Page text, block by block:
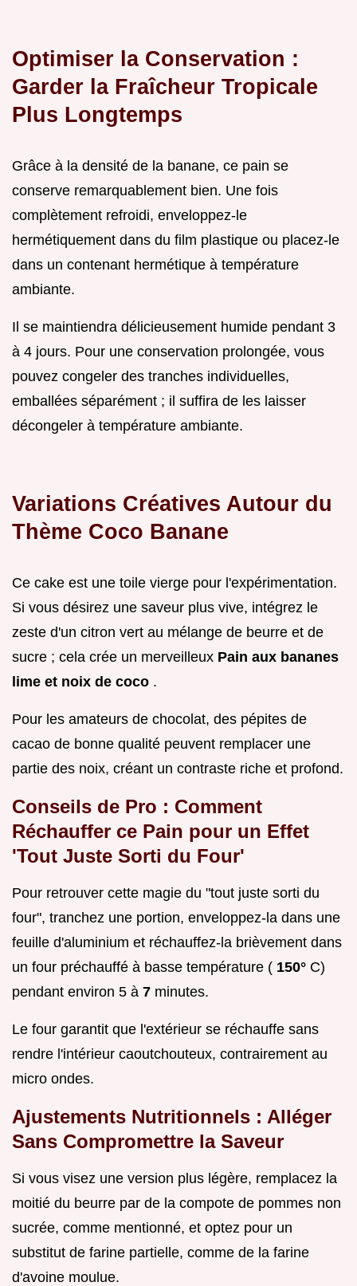
Optimiser la Conservation :
Garder la Fraîcheur Tropicale
Plus Longtemps
Grâce à la densité de la banane, ce pain se
conserve remarquablement bien. Une fois
complètement refroidi, enveloppez-le
hermétiquement dans du film plastique ou placez-le
dans un contenant hermétique à température
ambiante.
Il se maintiendra délicieusement humide pendant 3
à 4 jours. Pour une conservation prolongée, vous
pouvez congeler des tranches individuelles,
emballées séparément ; il suffira de les laisser
décongeler à température ambiante.
Variations Créatives Autour du
Thème Coco Banane
Ce cake est une toile vierge pour l'expérimentation.
Si vous désirez une saveur plus vive, intégrez le
zeste d'un citron vert au mélange de beurre et de
sucre ; cela crée un merveilleux Pain aux bananes
lime et noix de coco .
Pour les amateurs de chocolat, des pépites de
cacao de bonne qualité peuvent remplacer une
partie des noix, créant un contraste riche et profond.
Conseils de Pro : Comment
Réchauffer ce Pain pour un Effet
'Tout Juste Sorti du Four'
Pour retrouver cette magie du "tout juste sorti du
four", tranchez une portion, enveloppez-la dans une
feuille d'aluminium et réchauffez-la brièvement dans
un four préchauffé à basse température ( 150° C)
pendant environ 5 à 7 minutes.
Le four garantit que l'extérieur se réchauffe sans
rendre l'intérieur caoutchouteux, contrairement au
micro ondes.
Ajustements Nutritionnels : Alléger
Sans Compromettre la Saveur
Si vous visez une version plus légère, remplacez la
moitié du beurre par de la compote de pommes non
sucrée, comme mentionné, et optez pour un
substitut de farine partielle, comme de la farine
d'avoine moulue.